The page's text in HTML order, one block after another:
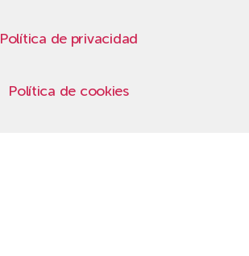
Política de privacidad
Política de cookies